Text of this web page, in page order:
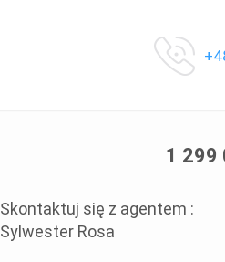
1 299
Skontaktuj się z agentem :
Sylwester Rosa